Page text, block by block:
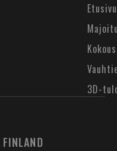
Etusivu
3D-
FINLAND